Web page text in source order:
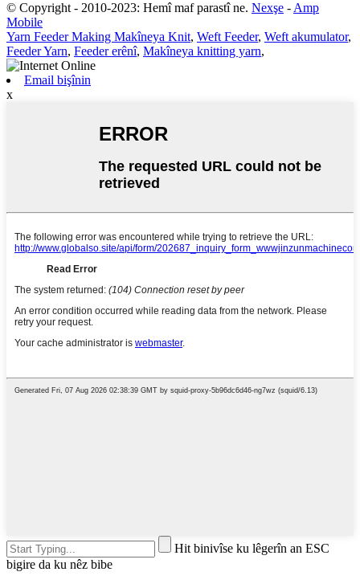
© Copyright - 2010-2023: Hemî maf parastî ne. Nexşe - Amp
Mobile
Yarn Feeder Making Makîneya Knit, Weft Feeder, Weft akumulator,
Feeder Yarn, Feeder erênî, Makîneya knitting yarn,
Email bişînin
x
Hit binivîse ku lêgerîn an ESC
bigire da ku nêz bibe